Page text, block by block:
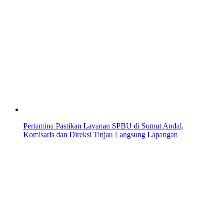
Pertamina Pastikan Layanan SPBU di Sumut Andal,
Komisaris dan Direksi Tinjau Langsung Lapangan